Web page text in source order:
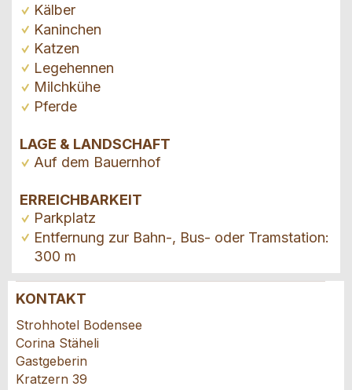
Kälber
Kaninchen
Katzen
Legehennen
Milchkühe
Pferde
LAGE & LANDSCHAFT
Auf dem Bauernhof
ERREICHBARKEIT
Parkplatz
Entfernung zur Bahn-, Bus- oder Tramstation:
300 m
Anzeige beanstanden
Ihr Feedback wird sehr geschätzt!
Anzeige weiterempfehlen
Empfehlen Sie diese Anzeige an Freunde weiter.
KONTAKT
Strohhotel Bodensee
Corina Stäheli
Gastgeberin
Kratzern 39